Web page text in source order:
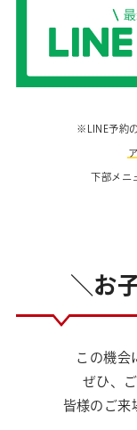
※LINE予約
下部メニ
＼お
この機会
ぜひ、
皆様のご来